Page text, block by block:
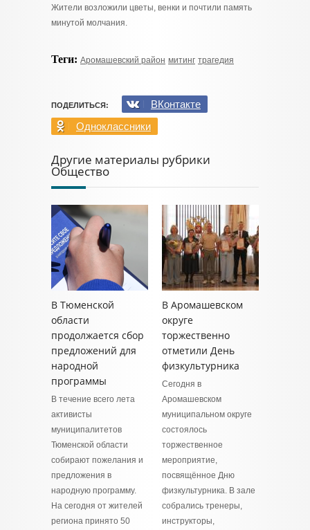
Жители возложили цветы, венки и почтили память
минутой молчания.
Теги: Аромашевский район митинг трагедия
ПОДЕЛИТЬСЯ:
ВКонтакте
Одноклассники
Другие материалы рубрики
Общество
В Тюменской
области
продолжается сбор
предложений для
народной
программы
В течение всего лета
активисты
муниципалитетов
Тюменской области
собирают пожелания и
предложения в
народную программу.
На сегодня от жителей
региона принято 50
В Аромашевском
округе
торжественно
отметили День
физкультурника
Сегодня в
Аромашевском
муниципальном округе
состоялось
торжественное
мероприятие,
посвящённое Дню
физкультурника. В зале
собрались тренеры,
инструкторы,